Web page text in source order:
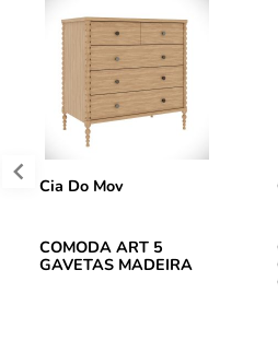
Cia Do Mov
COMODA ART 5
GAVETAS MADEIRA